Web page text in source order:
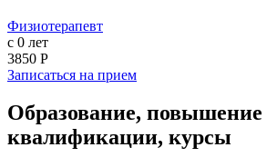
Физиотерапевт
с 0 лет
3850 Р
Записаться на прием
Образование, повышение
квалификации, курсы